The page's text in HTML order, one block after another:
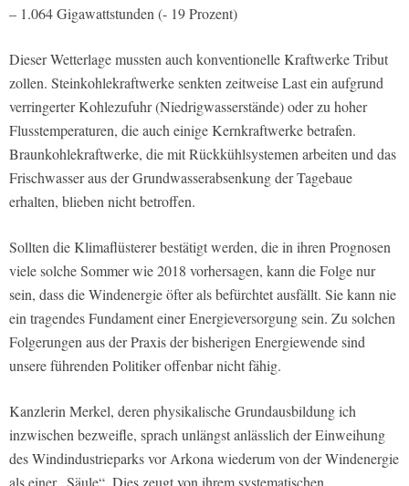
– 1.064 Gigawattstunden (- 19 Prozent)
Dieser Wetterlage mussten auch konventionelle Kraftwerke Tribut
zollen. Steinkohlekraftwerke senkten zeitweise Last ein aufgrund
verringerter Kohlezufuhr (Niedrigwasserstände) oder zu hoher
Flusstemperaturen, die auch einige Kernkraftwerke betrafen.
Braunkohlekraftwerke, die mit Rückkühlsystemen arbeiten und das
Frischwasser aus der Grundwasserabsenkung der Tagebaue
erhalten, blieben nicht betroffen.
Sollten die Klimaflüsterer bestätigt werden, die in ihren Prognosen
viele solche Sommer wie 2018 vorhersagen, kann die Folge nur
sein, dass die Windenergie öfter als befürchtet ausfällt. Sie kann nie
ein tragendes Fundament einer Energieversorgung sein. Zu solchen
Folgerungen aus der Praxis der bisherigen Energiewende sind
unsere führenden Politiker offenbar nicht fähig.
Kanzlerin Merkel, deren physikalische Grundausbildung ich
inzwischen bezweifle, sprach unlängst anlässlich der Einweihung
des Windindustrieparks vor Arkona wiederum von der Windenergie
als einer „Säule“. Dies zeugt von ihrem systematischen